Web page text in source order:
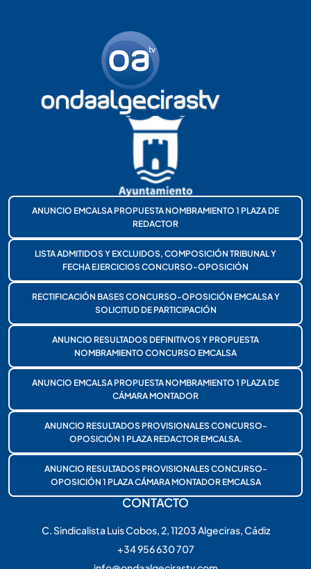
ANUNCIO EMCALSA PROPUESTA NOMBRAMIENTO 1 PLAZA DE
REDACTOR
LISTA ADMITIDOS Y EXCLUIDOS, COMPOSICIÓN TRIBUNAL Y
FECHA EJERCICIOS CONCURSO-OPOSICIÓN
RECTIFICACIÓN BASES CONCURSO-OPOSICIÓN EMCALSA Y
SOLICITUD DE PARTICIPACIÓN
ANUNCIO RESULTADOS DEFINITIVOS Y PROPUESTA
NOMBRAMIENTO CONCURSO EMCALSA
ANUNCIO EMCALSA PROPUESTA NOMBRAMIENTO 1 PLAZA DE
CÁMARA MONTADOR
ANUNCIO RESULTADOS PROVISIONALES CONCURSO-
OPOSICIÓN 1 PLAZA REDACTOR EMCALSA.
ANUNCIO RESULTADOS PROVISIONALES CONCURSO-
OPOSICIÓN 1 PLAZA CÁMARA MONTADOR EMCALSA
CONTACTO
C. Sindicalista Luis Cobos, 2, 11203 Algeciras, Cádiz
+34 956 630 707